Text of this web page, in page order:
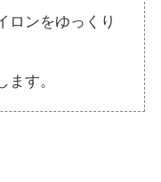
ロンをゆっくり
す。